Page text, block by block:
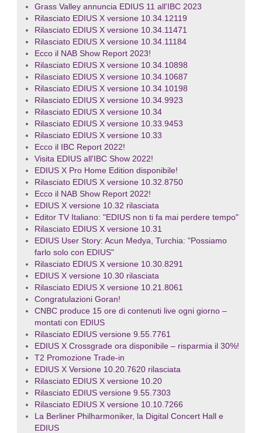
Grass Valley annuncia EDIUS 11 all'IBC 2023
Rilasciato EDIUS X versione 10.34.12119
Rilasciato EDIUS X versione 10.34.11471
Rilasciato EDIUS X versione 10.34.11184
Ecco il NAB Show Report 2023!
Rilasciato EDIUS X versione 10.34.10898
Rilasciato EDIUS X versione 10.34.10687
Rilasciato EDIUS X versione 10.34.10198
Rilasciato EDIUS X versione 10.34.9923
Rilasciato EDIUS X versione 10.34
Rilasciato EDIUS X versione 10.33.9453
Rilasciato EDIUS X versione 10.33
Ecco il IBC Report 2022!
Visita EDIUS all'IBC Show 2022!
EDIUS X Pro Home Edition disponibile!
Rilasciato EDIUS X versione 10.32.8750
Ecco il NAB Show Report 2022!
EDIUS X versione 10.32 rilasciata
Editor TV Italiano: "EDIUS non ti fa mai perdere tempo"
Rilasciato EDIUS X versione 10.31
EDIUS User Story: Acun Medya, Turchia: "Possiamo
farlo solo con EDIUS"
Rilasciato EDIUS X versione 10.30.8291
EDIUS X versione 10.30 rilasciata
Rilasciato EDIUS X versione 10.21.8061
Congratulazioni Goran!
CNBC produce 15 ore di contenuti live ogni giorno –
montati con EDIUS
Rilasciato EDIUS versione 9.55.7761
EDIUS X Crossgrade ora disponibile – risparmia il 30%!
T2 Promozione Trade-in
EDIUS X Versione 10.20.7620 rilasciata
Rilasciato EDIUS X versione 10.20
Rilasciato EDIUS versione 9.55.7303
Rilasciato EDIUS X versione 10.10.7266
La Berliner Philharmoniker, la Digital Concert Hall e
EDIUS